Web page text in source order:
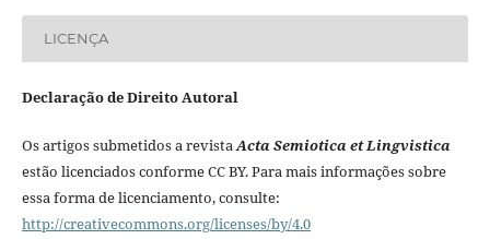
LICENÇA
Declaração de Direito Autoral
Os artigos submetidos a revista Acta Semiotica et Lingvistica
estão licenciados conforme CC BY. Para mais informações sobre
essa forma de licenciamento, consulte:
http://creativecommons.org/licenses/by/4.0